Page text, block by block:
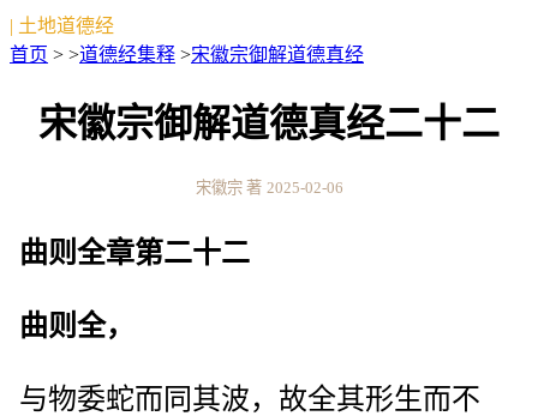
| 土地道德经
首页 > >道德经集释 >宋徽宗御解道德真经
宋徽宗御解道德真经二十二
宋徽宗 著 2025-02-06
曲则全章第二十二
曲则全，
与物委蛇而同其波，故全其形生而不